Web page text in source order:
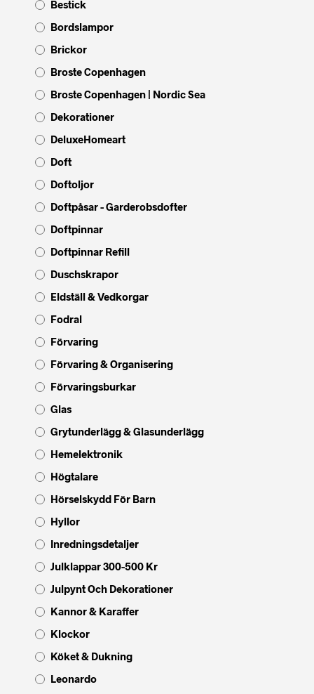
Bestick
Bordslampor
Brickor
Broste Copenhagen
Broste Copenhagen | Nordic Sea
Dekorationer
DeluxeHomeart
Doft
Doftoljor
Doftpåsar - Garderobsdofter
Doftpinnar
Doftpinnar Refill
Duschskrapor
Eldställ & Vedkorgar
Fodral
Förvaring
Förvaring & Organisering
Förvaringsburkar
Glas
Grytunderlägg & Glasunderlägg
Hemelektronik
Högtalare
Hörselskydd För Barn
Hyllor
Inredningsdetaljer
Julklappar 300-500 Kr
Julpynt Och Dekorationer
Kannor & Karaffer
Klockor
Köket & Dukning
Leonardo